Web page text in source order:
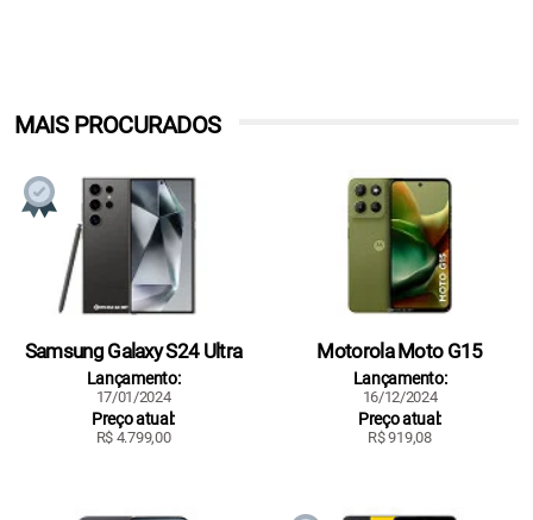
MAIS PROCURADOS
Samsung Galaxy S24 Ultra
Lançamento:
17/01/2024
Preço atual:
R$ 4.799,00
Motorola Moto G15
Lançamento:
16/12/2024
Preço atual:
R$ 919,08